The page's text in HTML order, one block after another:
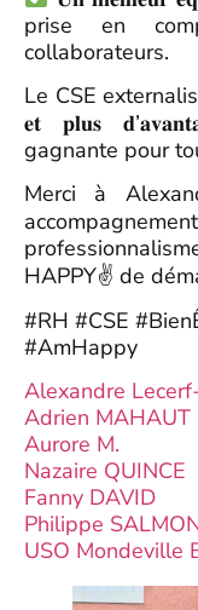
prise en
collaborateurs.
Le CSE
𝐞𝐭 𝐩𝐥𝐮𝐬
gagnante pour
Merci à
HAPPY✌️ de
#RH #CSE
#AmHappy
Alexandre
Adrien MAHAUT
Aurore M.
Nazaire QUINCE
Fanny DAVID
Philippe
USO Mondeville